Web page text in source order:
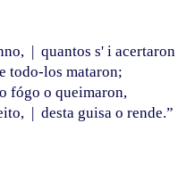
| quantos s' i acertaron
e todo-los mataron;
fógo o queimaron,
| desta guisa o rende.”